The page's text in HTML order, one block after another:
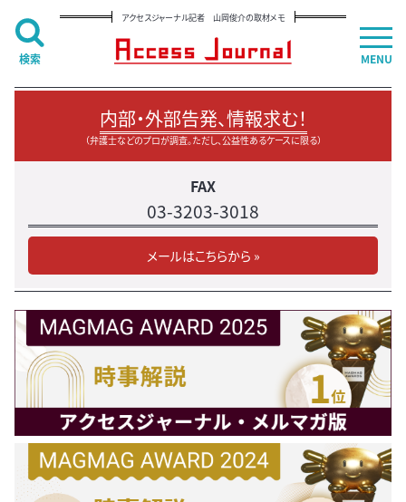
アクセスジャーナル記者 山岡俊介の取材メモ
内部・外部告発、情報求む！
（弁護士などのプロが調査。ただし、公益性あるケースに限る）
FAX
03-3203-3018
メールはこちらから »
MENU
検索